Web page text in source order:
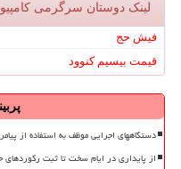
لینک دوستان سرگرمی
فیش حج
قیمت بیسیم کنوود
دستگاههای اجرایی موظف به استفاده از
از پایداری در ایام سخت تا ثبت رکوردهای